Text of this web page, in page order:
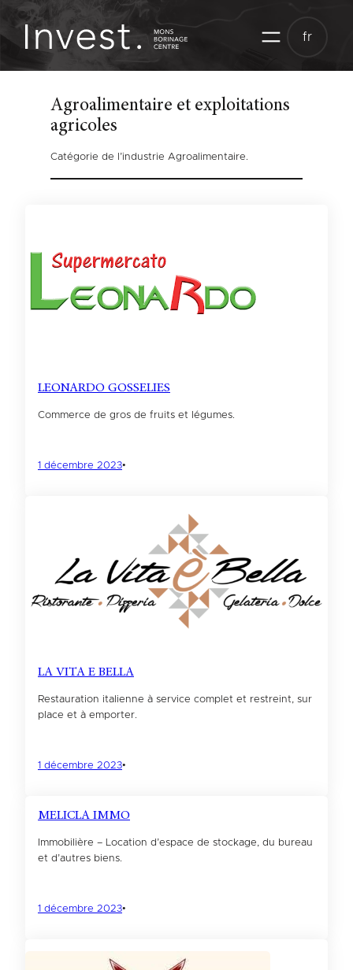
Aller
contenu
fr
Agroalimentaire et exploitations
agricoles
Catégorie de l’industrie Agroalimentaire.
LEONARDO GOSSELIES
Commerce de gros de fruits et légumes.
1 décembre 2023•
LA VITA E BELLA
Restauration italienne à service complet et restreint, sur
place et à emporter.
1 décembre 2023•
MELICLA IMMO
Immobilière – Location d’espace de stockage, du bureau
et d’autres biens.
1 décembre 2023•